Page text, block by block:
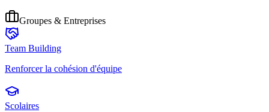
Groupes & Entreprises
Team Building
Renforcer la cohésion d'équipe
Scolaires